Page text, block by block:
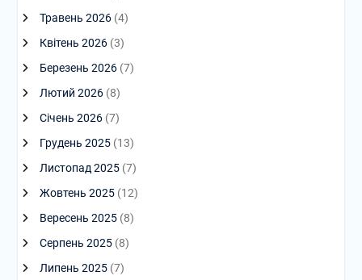
Травень 2026(4)
Квітень 2026(3)
Березень 2026(7)
Лютий 2026(8)
Січень 2026(7)
Грудень 2025(13)
Листопад 2025(7)
Жовтень 2025(12)
Вересень 2025(8)
Серпень 2025(8)
Липень 2025(7)